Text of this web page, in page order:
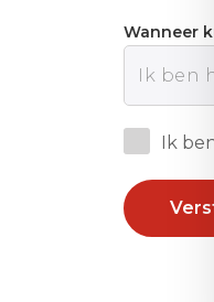
Wanneer
Ik